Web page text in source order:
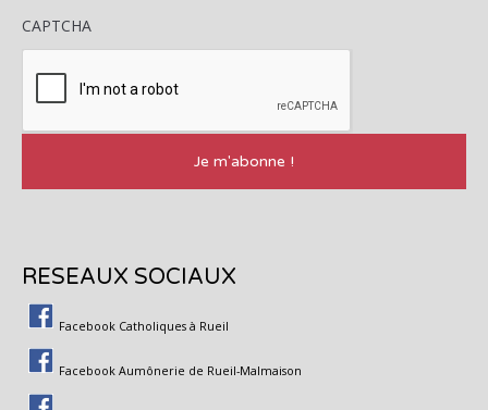
CAPTCHA
RESEAUX SOCIAUX
Facebook Catholiques à Rueil
Facebook Aumônerie de Rueil-Malmaison